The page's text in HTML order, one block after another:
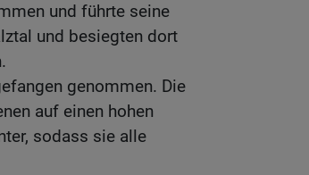
und führte seine
und besiegten dort
genommen. Die
auf einen hohen
sodass sie alle